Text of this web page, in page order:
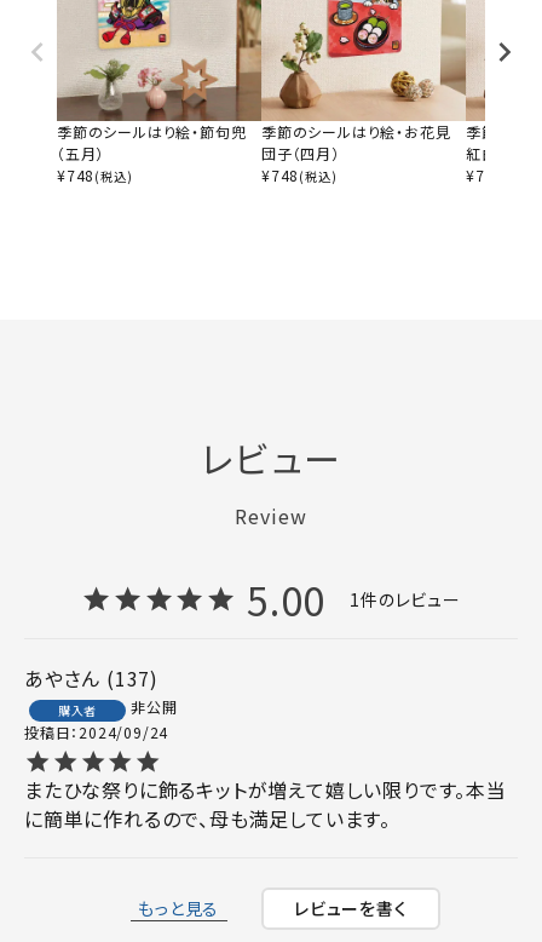
季節のシールはり絵・節句兜
（五月）
¥748 (税込)
季節のシールはり絵・お花見
団子（四月）
¥748 (税込)
季節のシ
紅白梅（二
¥748
レビュー
Review
5.00 1
あや 137
購入者
非公開
投稿日 2024/09/24
またひな祭りに飾るキットが増えて嬉しい限りです。本当
に簡単に作れるので、母も満足しています。
もっと見る レビューを書く